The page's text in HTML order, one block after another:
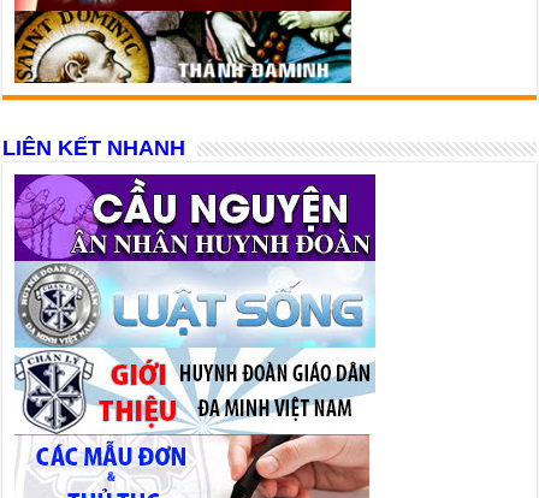
LIÊN KẾT NHANH